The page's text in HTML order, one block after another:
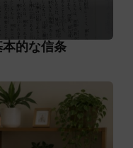
的な信条